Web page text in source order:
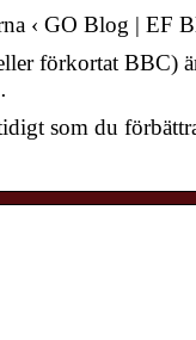
‹ GO Blog | EF
förkortat BBC)
som du